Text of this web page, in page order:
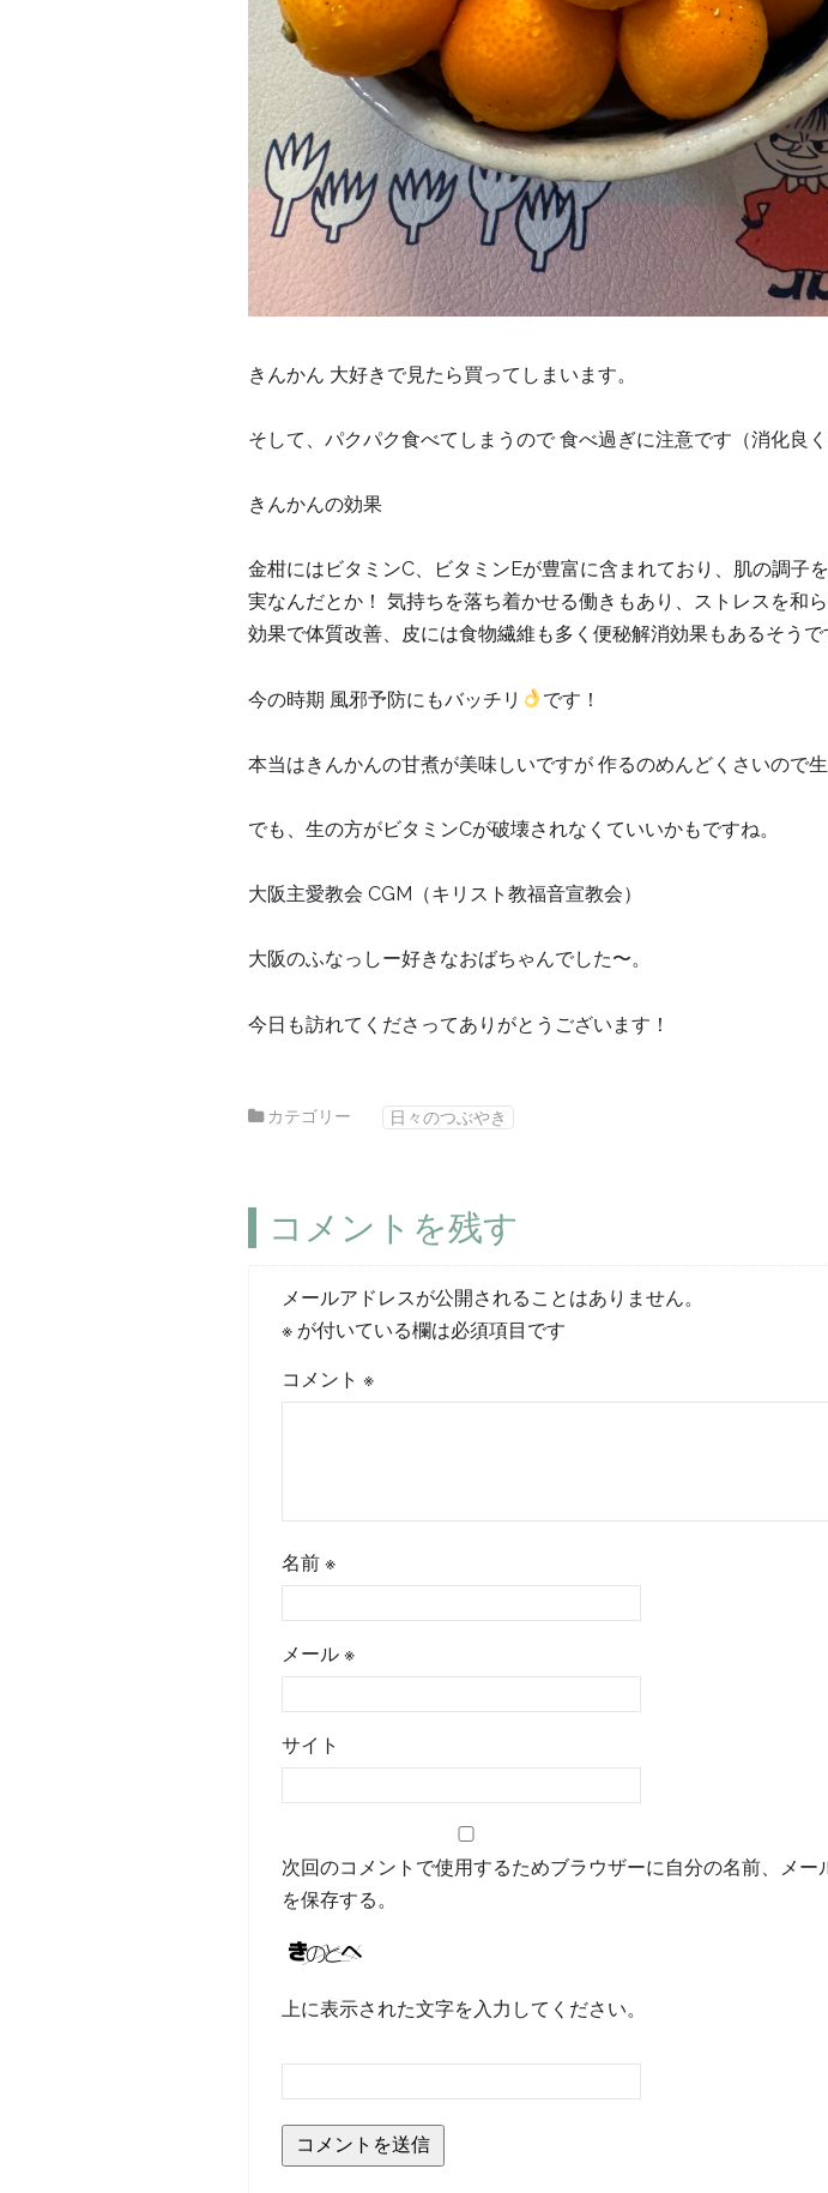
きんかん 大好きで見たら買ってしまいます。
そして、パクパク食べてしまうので 食べ過ぎに注意です（消化良く
きんかんの効果
金柑にはビタミンC、ビタミン Eが豊富に含まれており、肌の調子
実なんだとか！ 気持ちを落ち着かせる働きもあり、ストレスを和ら
効果で体質改善、皮には食物繊維も多く便秘解消効果もあるそうで
今の時期 風邪予防にもバッチリ です！
本当はきんかんの甘煮が美味しいですが 作るのめんどくさいので生
でも、生の方がビタミンCが破壊されなくていいかもですね。
大阪主愛教会 CGM（キリスト教福音宣教会）
大阪のふなっしー好きなおばちゃんでした〜。
今日も訪れてくださってありがとうございます！
カテゴリー 日々のつぶやき
コメントを残す
メールアドレスが公開されることはありません。
※ が付いている欄は必須項目です
コメント※
名前※
メール※
サイト
次回のコメントで使用するためブラウザーに自分の名前、メー
を保存する。
上に表示された文字を入力してください。